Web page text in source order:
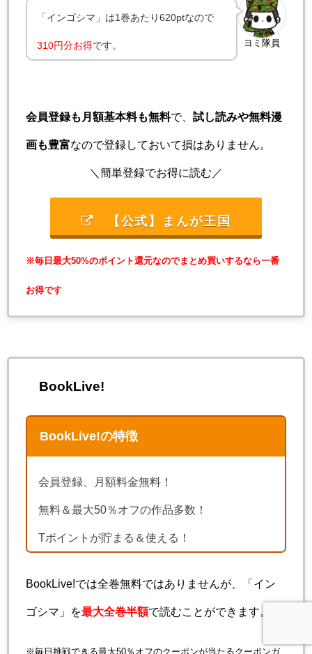
ヨミ隊員
「インゴシマ」は1巻あたり620ptなので
310円分お得です。
会員登録も月額基本料も無料で、 試し読みや無料漫
画も豊富なので登録しておいて損はありません。
＼簡単登録でお得に読む／
【公式】まんが王国
※毎日最大50%のポイント還元なのでまとめ買いするなら一番
お得です
BookLive!
BookLive!の特徴
会員登録、月額料金無料！
無料＆最大50％オフの作品多数！
Tポイントが貯まる＆使える！
BookLive!では全巻無料ではありませんが、「イン
ゴシマ」を最大全巻半額で読むことができます。
※毎日挑戦できる最大50％オフのクーポンが当たるクーポンガ